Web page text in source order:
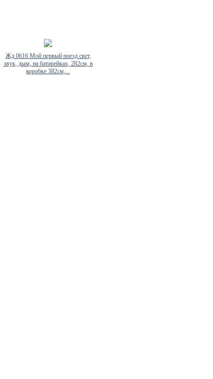
Жд 0616 Мой первый поезд свет,
звук, дым, на батарейках, 282см, в
коробке 382см,...